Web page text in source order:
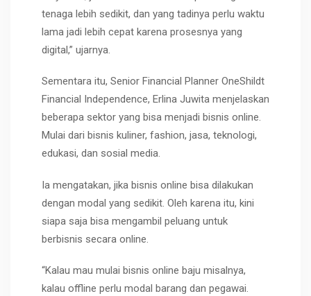
tenaga lebih sedikit, dan yang tadinya perlu waktu
lama jadi lebih cepat karena prosesnya yang
digital,” ujarnya.
Sementara itu, Senior Financial Planner OneShildt
Financial Independence, Erlina Juwita menjelaskan
beberapa sektor yang bisa menjadi bisnis online.
Mulai dari bisnis kuliner, fashion, jasa, teknologi,
edukasi, dan sosial media.
Ia mengatakan, jika bisnis online bisa dilakukan
dengan modal yang sedikit. Oleh karena itu, kini
siapa saja bisa mengambil peluang untuk
berbisnis secara online.
“Kalau mau mulai bisnis online baju misalnya,
kalau offline perlu modal barang dan pegawai.